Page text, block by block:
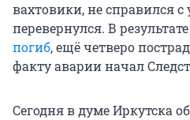
вахтовики, не справился
перевернулся. В
погиб, ещё четверо
факту аварии начал
Сегодня в думе Иркутска